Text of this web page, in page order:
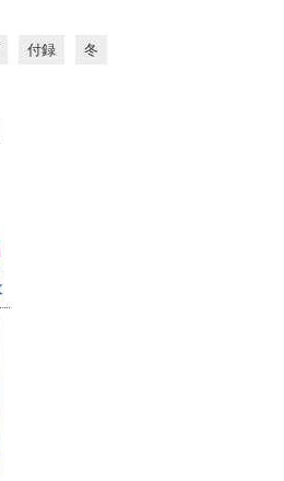
付録 冬